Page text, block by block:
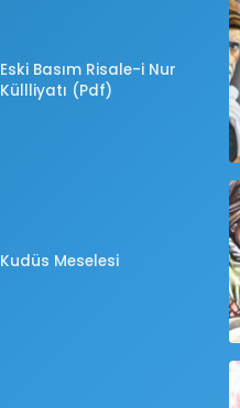
Eski Basım Risale-i Nur
Küllliyatı (Pdf)
Kudüs Meselesi